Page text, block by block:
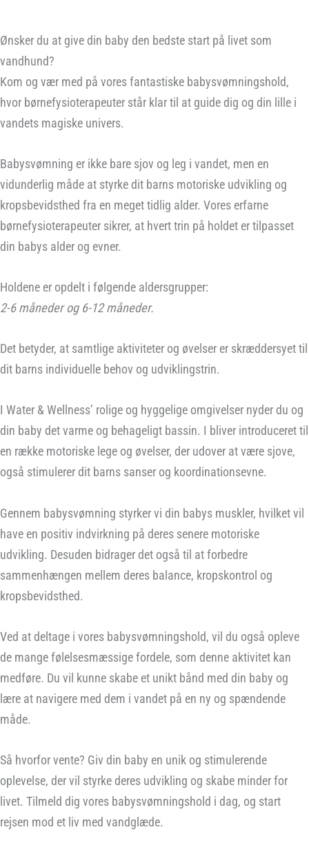
Ønsker du at give din baby den bedste start på livet som
vandhund?
Kom og vær med på vores fantastiske babysvømningshold,
hvor børnefysioterapeuter står klar til at guide dig og din lille i
vandets magiske univers.
Babysvømning er ikke bare sjov og leg i vandet, men en
vidunderlig måde at styrke dit barns motoriske udvikling og
kropsbevidsthed fra en meget tidlig alder. Vores erfarne
børnefysioterapeuter sikrer, at hvert trin på holdet er tilpasset
din babys alder og evner.
Holdene er opdelt i følgende aldersgrupper:
2-6 måneder og 6-12 måneder.
Det betyder, at samtlige aktiviteter og øvelser er skræddersyet til
dit barns individuelle behov og udviklingstrin.
I Water & Wellness’ rolige og hyggelige omgivelser nyder du og
din baby det varme og behageligt bassin. I bliver introduceret til
en række motoriske lege og øvelser, der udover at være sjove,
også stimulerer dit barns sanser og koordinationsevne.
Gennem babysvømning styrker vi din babys muskler, hvilket vil
have en positiv indvirkning på deres senere motoriske
udvikling. Desuden bidrager det også til at forbedre
sammenhængen mellem deres balance, kropskontrol og
kropsbevidsthed.
Ved at deltage i vores babysvømningshold, vil du også opleve
de mange følelsesmæssige fordele, som denne aktivitet kan
medføre. Du vil kunne skabe et unikt bånd med din baby og
lære at navigere med dem i vandet på en ny og spændende
måde.
Så hvorfor vente? Giv din baby en unik og stimulerende
oplevelse, der vil styrke deres udvikling og skabe minder for
livet. Tilmeld dig vores babysvømningshold i dag, og start
rejsen mod et liv med vandglæde.